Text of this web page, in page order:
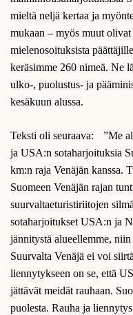
mieltä neljä kertaa ja
mukaan – myös muut
mielenosoituksista
keräsimme 260 nimeä. Ne
ulko-, puolustus- ja
kesäkuun alussa.
Teksti oli seuraava: ”Me
ja USA:n sotaharjoituksia
km:n raja Venäjän kanssa.
Suomeen Venäjän rajan
suurvaltaeturistiriitojen
sotaharjoitukset USA:n ja
jännitystä alueellemme,
Suurvalta Venäjä ei voi
liennytykseen on se, että
jättävät meidät rauhaan.
puolesta. Rauha ja